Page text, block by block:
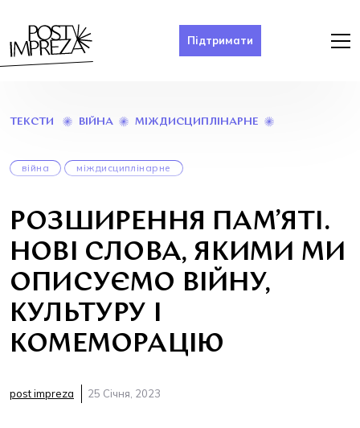
Підтримати
ТЕКСТИ ВІЙНА МІЖДИСЦИПЛІНАРНЕ
ОПИСУЄМО
ВІЙНУ,
КУЛЬТУРУ
І
війна міждисциплінарне
РОЗШИРЕННЯ ПАМ’ЯТІ.
НОВІ СЛОВА, ЯКИМИ МИ
ОПИСУЄМО ВІЙНУ,
КУЛЬТУРУ І
КОМЕМОРАЦІЮ
post impreza 25 Січня, 2023